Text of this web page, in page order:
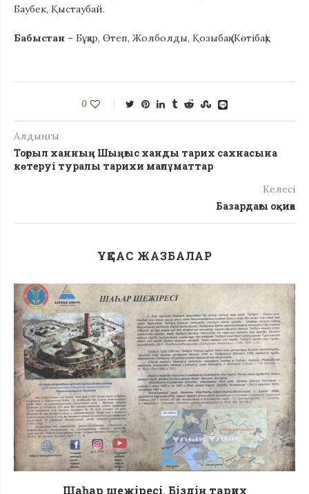
Баубек, Қыстаубай.
Бабыстан – Бұқар, Өтеп, Жолболды, Қозыбақ (Көтібақ).
0
Алдыңғы
Тоғрыл ханның Шыңғыс ханды тарих сахнасына
көтеруі туралы тарихи мағлұматтар
Келесі
Базардағы оқиға
ҰҚСАС ЖАЗБАЛАР
Шаһар шежіресі. Біздің тарих